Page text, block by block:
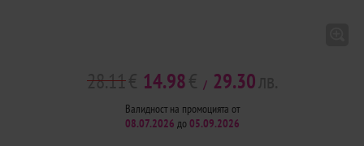
28.11 14.98 / 29.30
Валидност на промоцията от
08.07.2026 до05.09.2026